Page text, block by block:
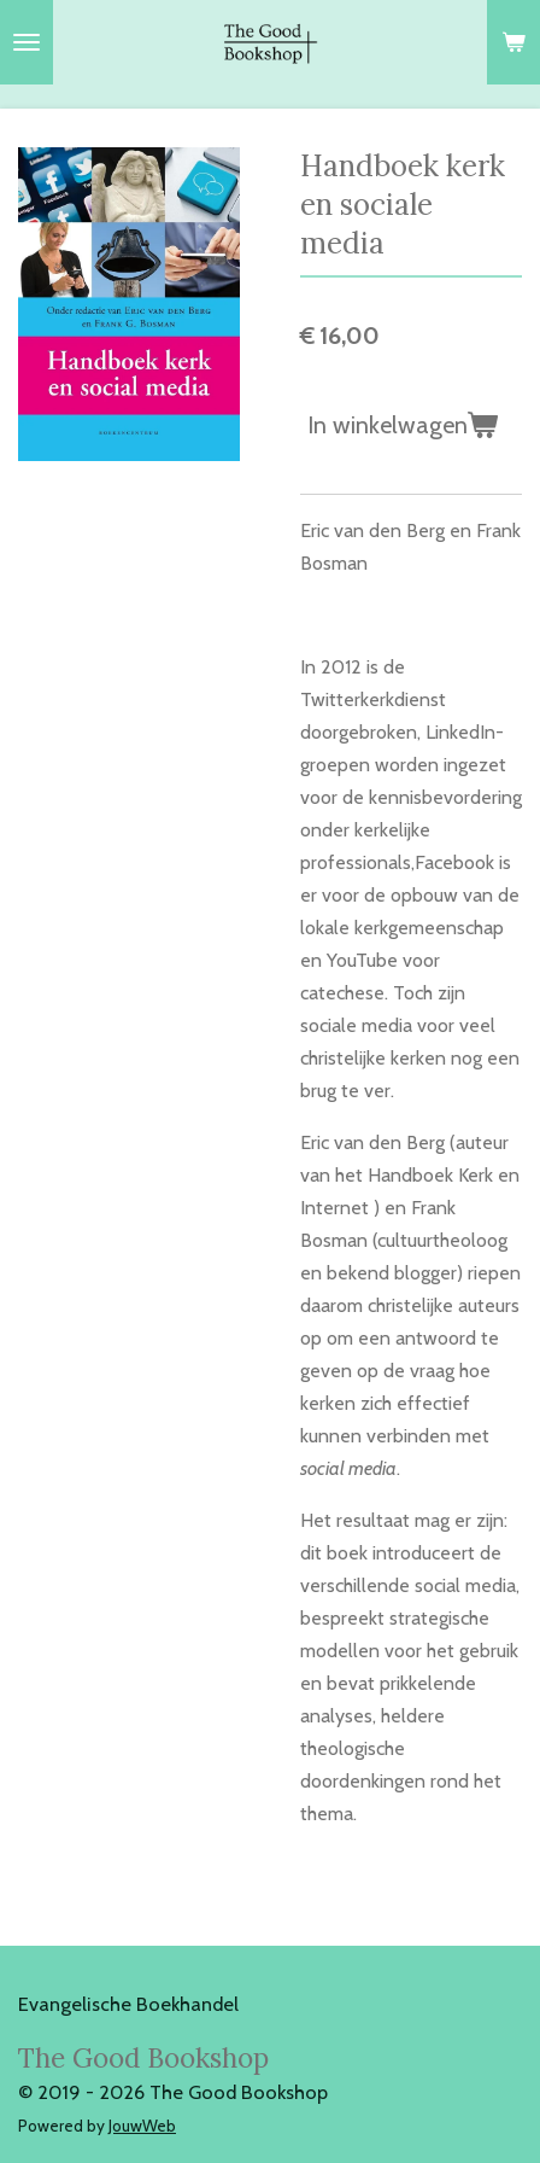
hoofdinhoud
Handboek kerk
en sociale
media
€ 16,00
In winkelwagen
Eric van den Berg en Frank
Bosman
In 2012 is de
Twitterkerkdienst
doorgebroken, LinkedIn-
groepen worden ingezet
voor de kennisbevordering
onder kerkelijke
professionals,Facebook is
er voor de opbouw van de
lokale kerkgemeenschap
en YouTube voor
catechese. Toch zijn
sociale media voor veel
christelijke kerken nog een
brug te ver.
Eric van den Berg (auteur
van het Handboek Kerk en
Internet ) en Frank
Bosman (cultuurtheoloog
en bekend blogger) riepen
daarom christelijke auteurs
op om een antwoord te
geven op de vraag hoe
kerken zich effectief
kunnen verbinden met
social media.
Het resultaat mag er zijn:
dit boek introduceert de
verschillende social media,
bespreekt strategische
modellen voor het gebruik
en bevat prikkelende
analyses, heldere
theologische
doordenkingen rond het
thema.
Evangelische Boekhandel
The Good Bookshop
© 2019 - 2026 The Good Bookshop
Powered byJouwWeb